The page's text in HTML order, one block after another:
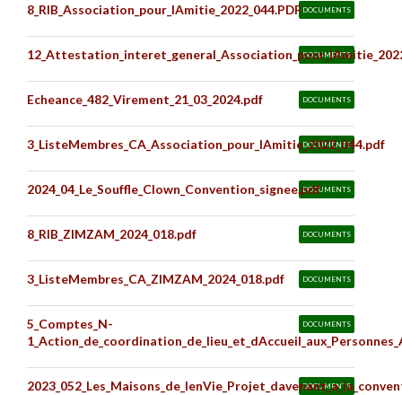
DOCUMENTS
8_RIB_Association_pour_lAmitie_2022_044.PDF
DOCUMENTS
DOCUMENTS
Echeance_482_Virement_21_03_2024.pdf
DOCUMENTS
3_ListeMembres_CA_Association_pour_lAmitie_2022_044.pdf
DOCUMENTS
2024_04_Le_Souffle_Clown_Convention_signee.pdf
DOCUMENTS
8_RIB_ZIMZAM_2024_018.pdf
DOCUMENTS
3_ListeMembres_CA_ZIMZAM_2024_018.pdf
DOCUMENTS
5_Comptes_N-
DOCUMENTS